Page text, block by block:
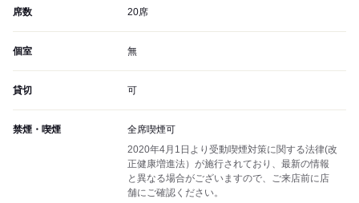
席数 20席
個室 無
貸切 可
禁煙・喫煙
全席喫煙可
2020年4月1日より受動喫煙対策に関する法律(改
正健康増進法）が施行されており、最新の情報
と異なる場合がございますので、ご来店前に店
舗にご確認ください。